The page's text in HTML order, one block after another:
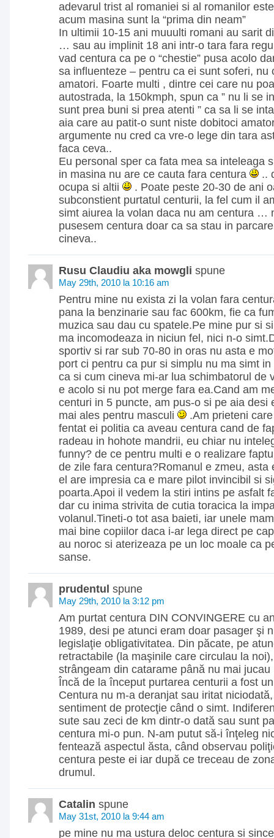
adevarul trist al romaniei si al romanilor
acum masina sunt la “prima din neam”
In ultimii 10-15 ani muuulti romani au sarit
… sau au implinit 18 ani intr-o tara fara
vad centura ca pe o “chestie” pusa acolo
sa influenteze – pentru ca ei sunt soferi, nu
amatori. Foarte multi , dintre cei care nu
autostrada, la 150kmph, spun ca ” nu li se
sunt prea buni si prea atenti ” ca sa li se
aia care au patit-o sunt niste dobitoci
argumente nu cred ca vre-o lege din tara
faca ceva..
Eu personal sper ca fata mea sa inteleaga
in masina nu are ce cauta fara centura
..
ocupa si altii
. Poate peste 20-30 de ani
subconstient purtatul centurii, la fel cum il
simt aiurea la volan daca nu am centura …
pusesem centura doar ca sa stau in
cineva..
Rusu Claudiu aka mowgli spune
May 29th, 2010 la 10:16 am
Pentru mine nu exista zi la volan fara
pana la benzinarie sau fac 600km, fie ca
muzica sau dau cu spatele.Pe mine pur si
ma incomodeaza in niciun fel, nici n-o
sportiv si rar sub 70-80 in oras nu asta e
port ci pentru ca pur si simplu nu ma simt
ca si cum cineva mi-ar lua schimbatorul de
e acolo si nu pot merge fara ea.Cand am
centuri in 5 puncte, am pus-o si pe aia desi
mai ales pentru masculi
.Am prieteni
fentat ei politia ca aveau centura cand de
radeau in hohote mandrii, eu chiar nu
funny? de ce pentru multi e o realizare
de zile fara centura?Romanul e zmeu, asta
el are impresia ca e mare pilot invincibil si
poarta.Apoi il vedem la stiri intins pe asfalt
dar cu inima strivita de cutia toracica la
volanul.Tineti-o tot asa baieti, iar unele
mai bine copiilor daca i-ar lega direct pe
au noroc si aterizeaza pe un loc moale ca
sanse.
prudentul spune
May 29th, 2010 la 3:12 pm
Am purtat centura DIN CONVINGERE cu
1989, desi pe atunci eram doar pasager şi
legislaţie obligativitatea. Din păcate, pe
retractabile (la maşinile care circulau la
strângeam din catarame până nu mai jucau
Încă de la început purtarea centurii a fost
Centura nu m-a deranjat sau iritat
sentiment de protecţie când o simt.
sute sau zeci de km dintr-o dată sau sunt
centura mi-o pun. N-am putut să-i înţeleg
fentează aspectul ăsta, când observau
centura peste ei iar după ce treceau de
drumul.
Catalin spune
May 31st, 2010 la 9:44 am
pe mine nu ma ustura deloc centura si